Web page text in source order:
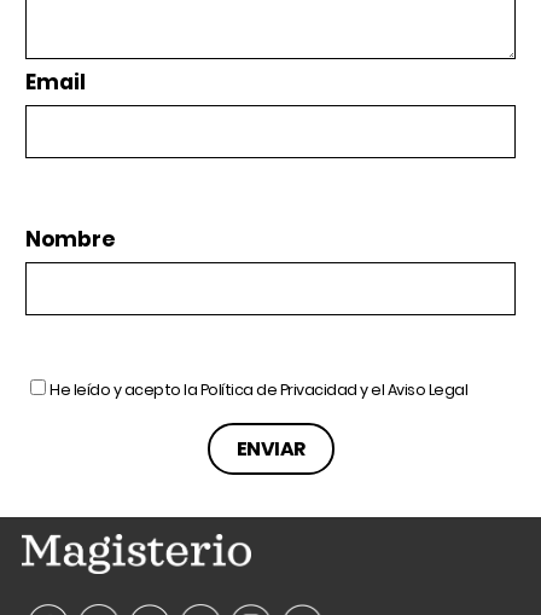
Email
Nombre
He leído y acepto laPolítica de Privacidady elAviso Legal